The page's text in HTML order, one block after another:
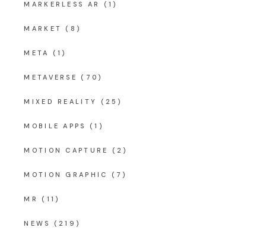
MARKERLESS AR (1)
MARKET (8)
META (1)
METAVERSE (70)
MIXED REALITY (25)
MOBILE APPS (1)
MOTION CAPTURE (2)
MOTION GRAPHIC (7)
MR (11)
NEWS (219)